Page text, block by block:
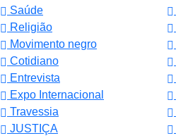
Saúde
Religião
Movimento negro
Cotidiano
Entrevista
Expo Internacional
Travessia
JUSTIÇA